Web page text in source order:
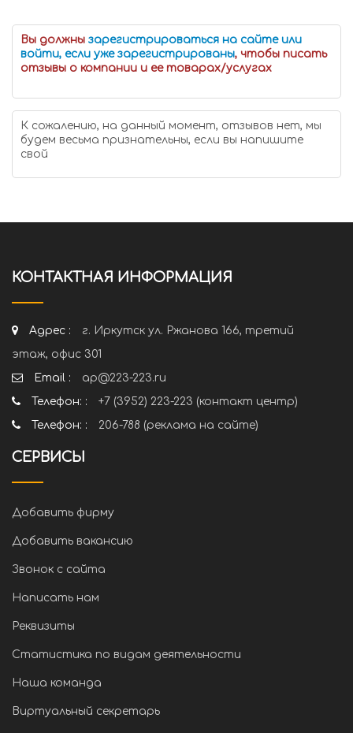
Вы должны зарегистрироваться на сайте или
войти, если уже зарегистрированы, чтобы писать
отзывы о компании и ее товарах/услугах
К сожалению, на данный момент, отзывов нет, мы
будем весьма признательны, если вы напишите
свой
КОНТАКТНАЯ ИНФОРМАЦИЯ
Адрес :
г. Иркутск ул. Ржанова 166, третий
этаж, офис 301
Email :
ap@223-223.ru
Телефон: :
+7 (3952) 223-223 (контакт центр)
Телефон: :
206-788 (реклама на сайте)
СЕРВИСЫ
Добавить фирму
Добавить вакансию
Звонок с сайта
Написать нам
Реквизиты
Статистика по видам деятельности
Наша команда
Виртуальный секретарь